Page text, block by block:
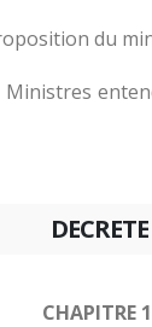
du
Ministres
DECRETE
CHAPITRE 1